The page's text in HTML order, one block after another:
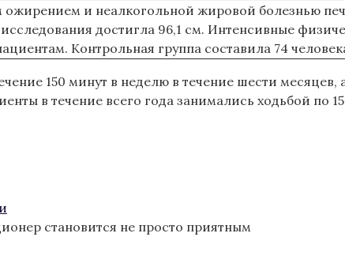
и неалкогольной жировой болезнью
достигла 96,1 см. Интенсивные
Контрольная группа составила 74
150 минут в неделю в течение шести
в течение всего года занимались ходьбой по
становится не просто приятным